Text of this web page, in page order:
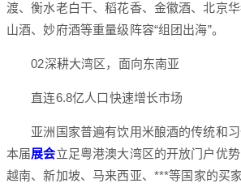
渡、衡水老白干、稻花香、金徽酒、北京
山酒、妙府酒等重量级阵容“组团出海”。
02深耕大湾区，面向东南亚
直连6.8亿人口快速增长市场
亚洲国家普遍有饮用米酿酒的传统和习
本届展会立足粤港澳大湾区的开放门户优
越南、新加坡、马来西亚、***等国家的买